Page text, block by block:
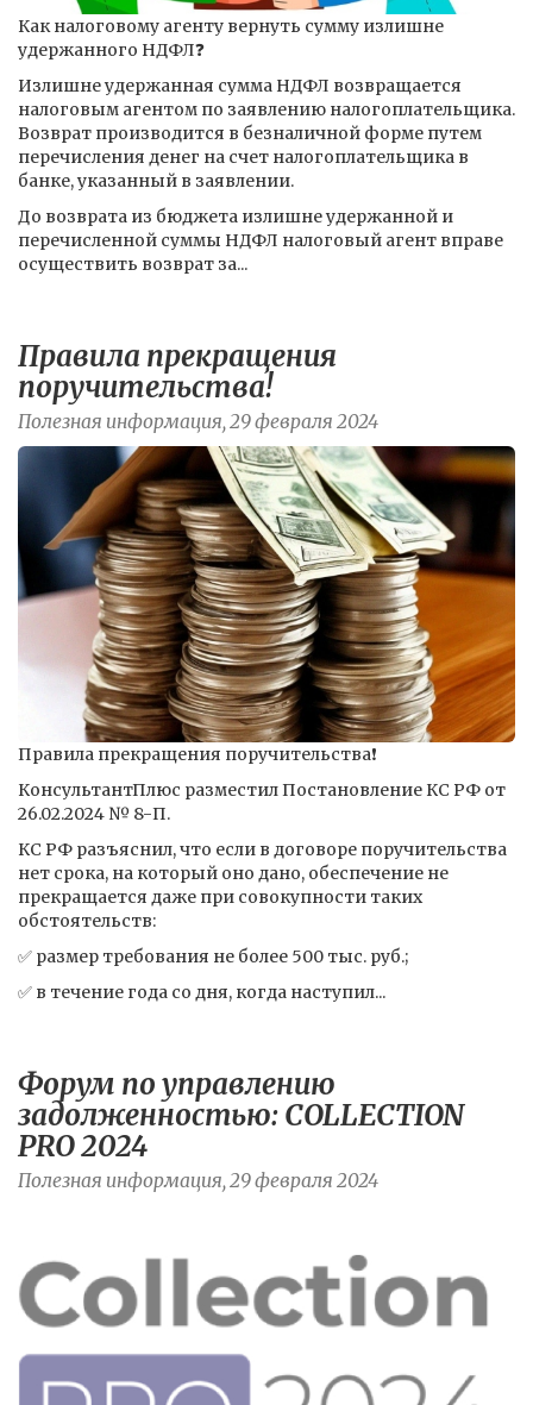
Как налоговому агенту вернуть сумму излишне
удержанного НДФЛ❓
Излишне удержанная сумма НДФЛ возвращается
налоговым агентом по заявлению налогоплательщика.
Возврат производится в безналичной форме путем
перечисления денег на счет налогоплательщика в
банке, указанный в заявлении.
До возврата из бюджета излишне удержанной и
перечисленной суммы НДФЛ налоговый агент вправе
осуществить возврат за...
Правила прекращения
поручительства!
Полезная информация, 29 февраля 2024
Правила прекращения поручительства❗️
КонсультантПлюс разместил Постановление КС РФ от
26.02.2024 № 8-П.
КС РФ разъяснил, что если в договоре поручительства
нет срока, на который оно дано, обеспечение не
прекращается даже при совокупности таких
обстоятельств:
✅ размер требования не более 500 тыс. руб.;
✅ в течение года со дня, когда наступил...
Форум по управлению
задолженностью: COLLECTION
PRO 2024
Полезная информация, 29 февраля 2024